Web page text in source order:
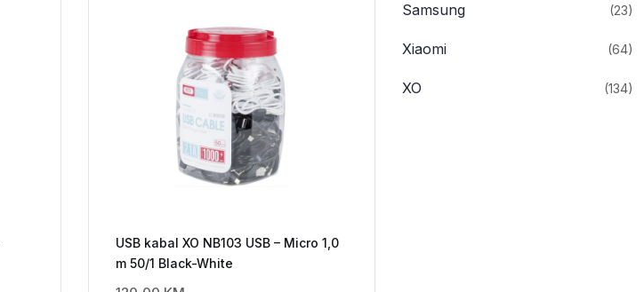
USB kabal XO NB103 USB – Micro 1,0
m 50/1 Black-White
Samsung (23)
Xiaomi (64)
XO (134)